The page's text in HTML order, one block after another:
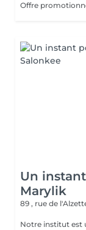
Un
Marylik
89 , rue de
Notre institut est